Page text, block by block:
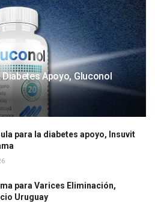
Apoyo, Gluconol
para la diabetes apoyo, Insuvit
para Varices Eliminación,
Uruguay